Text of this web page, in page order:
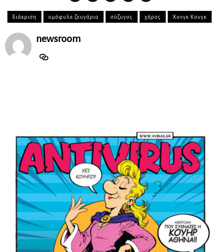
διάκριση ομόφυλα ζευγάρια σύζυγος χήρος Χονγκ Κονγκ
newsroom